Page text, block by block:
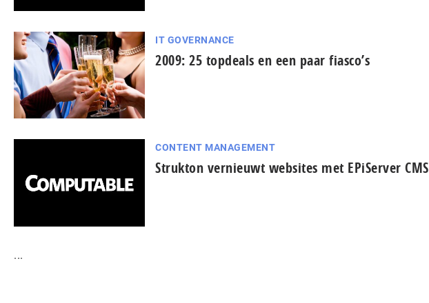
IT GOVERNANCE
2009: 25 topdeals en een paar fiasco’s
CONTENT MANAGEMENT
Strukton vernieuwt websites met EPiServer CMS
...